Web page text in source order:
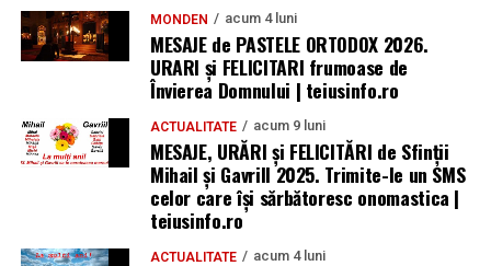
MONDEN acum 4 luni
MESAJE de PASTELE ORTODOX 2026.
URARI și FELICITARI frumoase de
Învierea Domnului | teiusinfo.ro
ACTUALITATE acum 9 luni
MESAJE, URĂRI și FELICITĂRI de Sfinții
Mihail și Gavrill 2025. Trimite-le un SMS
celor care își sărbătoresc onomastica |
teiusinfo.ro
ACTUALITATE acum 4 luni